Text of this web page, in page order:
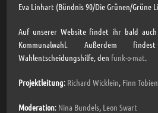
Eva Linhart (Bündnis 90/Die Grünen/Grüne
Auf unserer Website findet ihr bald
Kommunalwahl. Außerdem
Wahlentscheidungshilfe, den funk-o-mat.
Projektleitung: Richard Wicklein, Finn Tobien
⁠Moderation: Nina Bundels, Leon Swart